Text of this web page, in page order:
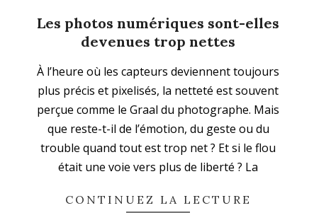
Les photos numériques sont-elles
devenues trop nettes
03-
31
À l’heure où les capteurs deviennent toujours
plus précis et pixelisés, la netteté est souvent
perçue comme le Graal du photographe. Mais
que reste-t-il de l’émotion, du geste ou du
trouble quand tout est trop net ? Et si le flou
était une voie vers plus de liberté ? La
CONTINUEZ LA LECTURE